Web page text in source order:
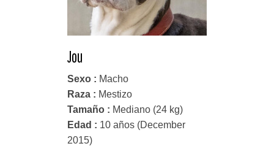
Jou
Sexo : Macho
Raza : Mestizo
Tamaño : Mediano (24 kg)
Edad : 10 años (December
2015)